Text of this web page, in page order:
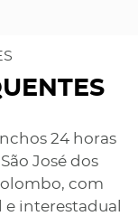
24 horas
José dos
com
interestadual